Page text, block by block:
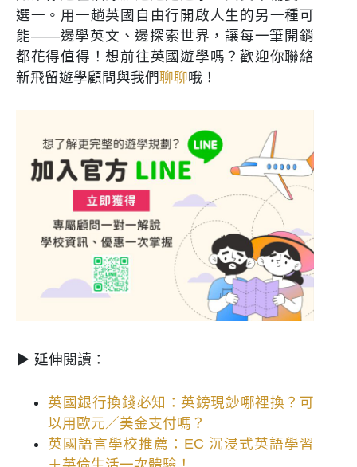
選一。用一趟英國自由行開啟人生的另一種可
能——邊學英文、邊探索世界，讓每一筆開銷
都花得值得！想前往英國遊學嗎？歡迎你聯絡
新飛留遊學顧問與我們聊聊哦！
▶ 延伸閱讀：
英國銀行換錢必知：英鎊現鈔哪裡換？可
以用歐元／美金支付嗎？
英國語言學校推薦：EC 沉浸式英語學習